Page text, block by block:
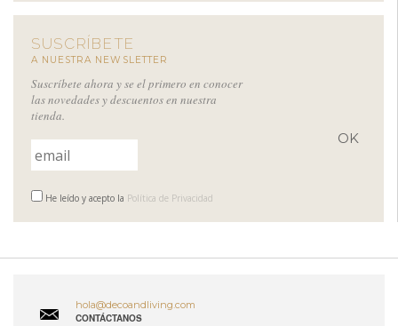
SUSCRÍBETE
A NUESTRA NEWSLETTER
Suscríbete ahora y se el primero en conocer
las novedades y descuentos en nuestra
tienda.
He leído y acepto la Política de Privacidad
hola@decoandliving.com
CONTÁCTANOS